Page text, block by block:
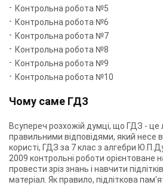
Контрольна робота №5
Контрольна робота №6
Контрольна робота №7
Контрольна робота №8
Контрольна робота №9
Контрольна робота №10
Чому саме ГДЗ
Всупереч розхожій думці, що ГДЗ - це
правильними відповідями, який несе
користі, ГДЗ за 7 клас з алгебри
2009 контрольні роботи орієнтоване
провести зріз знань і навчити
матеріал. Як правило, підліткова